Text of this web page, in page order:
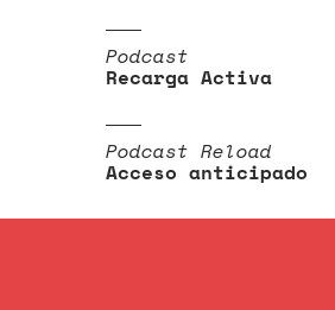
Podcast
Recarga Activa
Podcast Reload
Acceso anticipado